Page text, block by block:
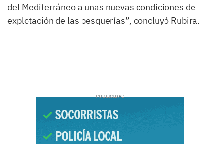
del Mediterráneo a unas nuevas condiciones de
explotación de las pesquerías”, concluyó Rubira.